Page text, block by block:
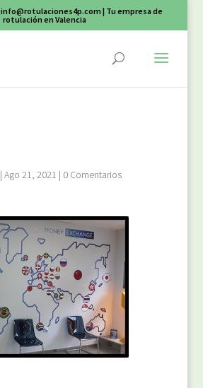
info@rotulaciones4p.com | Tu empresa de
rotulación en Valencia
| Ago 21, 2021 | 0 Comentarios